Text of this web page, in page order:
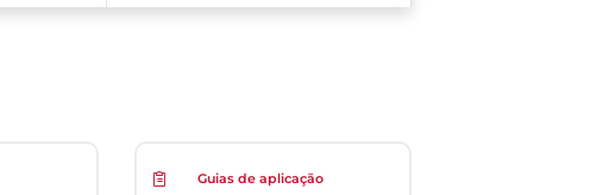
Guias de aplicação